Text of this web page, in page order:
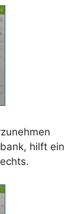
hilft ein